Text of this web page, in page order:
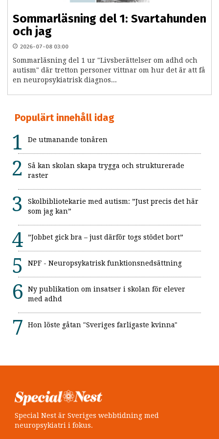
Sommarläsning del 1: Svartahunden
och jag
2026-07-08 03:00
Sommarläsning del 1 ur "Livsberättelser om adhd och
autism" där tretton personer vittnar om hur det är att få
en neuropsykiatrisk diagnos...
Populärt innehåll idag
De utmanande tonåren
Så kan skolan skapa trygga och strukturerade
raster
Skolbibliotekarie med autism: ”Just precis det här
som jag kan”
”Jobbet gick bra – just därför togs stödet bort”
NPF - Neuropsykatrisk funktionsnedsättning
Ny publikation om insatser i skolan för elever
med adhd
Hon löste gåtan "Sveriges farligaste kvinna"
Special Nest är Sveriges webbtidning med
neuropsykiatri i fokus.